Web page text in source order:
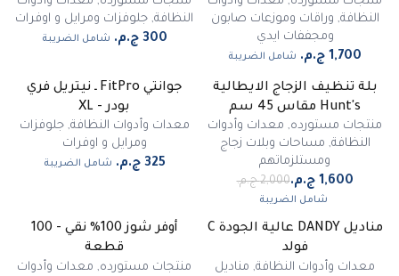
النظافة, وراقات وموزعات صابون
ومجففات ايدي
شامل الضريبة
النظافة, جلوفزات ومرايل و اوفرات
شامل الضريبة
%
بلة تنظيف الزجاج الايطالية
Hunt's مقاس 45 سم
منتجات مستورده, معدات وأدوات
النظافة, مساحات وبلات زجاج
ومستلزماتهم
‏2,000 ج.م.‏
شامل الضريبة
جوانتي FitPro ـ نيتريل فري
بودر - XL
معدات وأدوات النظافة,جلوفزات
ومرايل و اوفرات
شامل الضريبة
مناديل DANDY عالية الجودة C
فولد
معدات وأدوات النظافة, مناديل
أوفر شوز 100% نقي - 100
قطعة
منتجات مستورده, معدات وأدوات